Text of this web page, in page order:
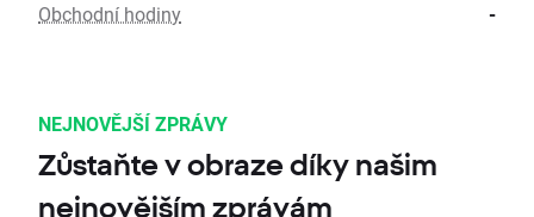
Obchodní hodiny -
NEJNOVĚJŠÍ ZPRÁVY
Zůstaňte v obraze díky našim
nejnovějším zprávám